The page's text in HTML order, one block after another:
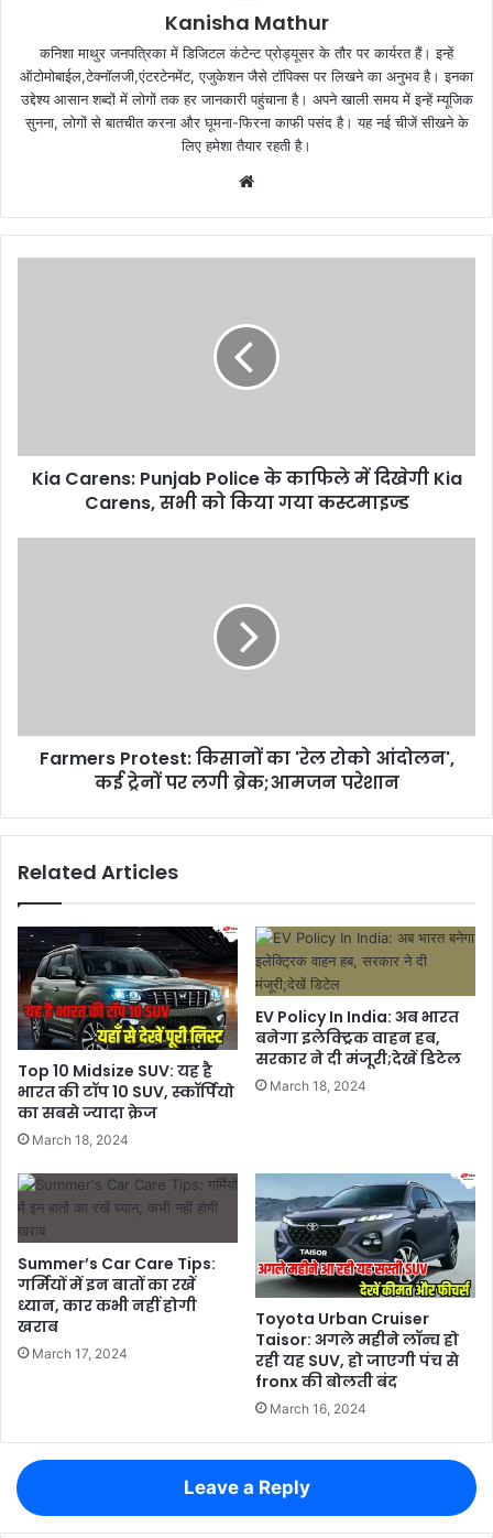
Kanisha Mathur
कनिशा माथुर जनपत्रिका में डिजिटल कंटेन्ट प्रोड्यूसर के तौर पर कार्यरत हैं। इन्हें
ऑटोमोबाईल,टेक्नॉलजी,एंटरटेनमेंट, एजुकेशन जैसे टॉपिक्स पर लिखने का अनुभव है। इनका
उद्देश्य आसान शब्दों में लोगों तक हर जानकारी पहुंचाना है। अपने खाली समय में इन्हें म्यूजिक
सुनना, लोगों से बातचीत करना और घूमना-फिरना काफी पसंद है। यह नई चीजें सीखने के
लिए हमेशा तैयार रहती है।
Kia Carens: Punjab Police के काफिले में दिखेगी Kia
Carens, सभी को किया गया कस्टमाइज्ड
Farmers Protest: किसानों का 'रेल रोको आंदोलन',
कई ट्रेनों पर लगी ब्रेक;आमजन परेशान
Related Articles
Top 10 Midsize SUV: यह है
भारत की टॉप 10 SUV, स्कॉर्पियो
का सबसे ज्यादा क्रेज
March 18, 2024
EV Policy In India: अब भारत
बनेगा इलेक्ट्रिक वाहन हब,
सरकार ने दी मंजूरी;देखें डिटेल
March 18, 2024
Summer’s Car Care Tips:
गर्मियों में इन बातों का रखें
ध्यान, कार कभी नहीं होगी
खराब
March 17, 2024
Toyota Urban Cruiser
Taisor: अगले महीने लॉन्च हो
रही यह SUV, हो जाएगी पंच से
fronx की बोलती बंद
March 16, 2024
Leave a Reply